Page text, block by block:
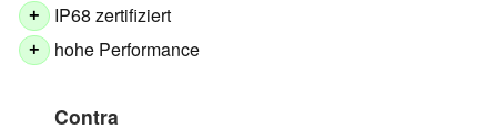
+ IP68 zertifiziert
+ hohe Performance
Contra